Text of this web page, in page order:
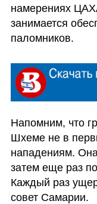
намерениях
занимается
паломников.
Напомним, что
Шхеме не в
нападениям.
затем еще раз
Каждый раз
совет Самарии.